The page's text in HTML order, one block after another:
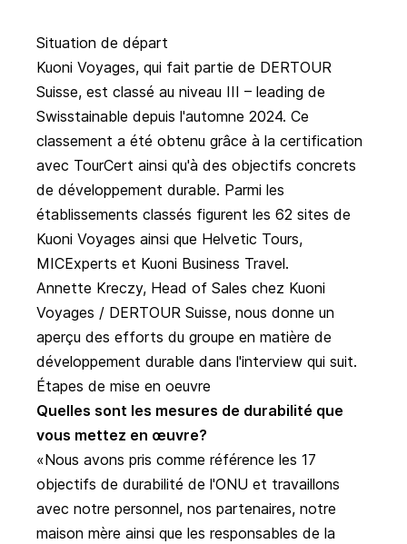
Situation de départ
Kuoni Voyages, qui fait partie de DERTOUR
Suisse, est classé au niveau III – leading de
Swisstainable depuis l'automne 2024. Ce
classement a été obtenu grâce à la certification
avec TourCert ainsi qu'à des objectifs concrets
de développement durable. Parmi les
établissements classés figurent les 62 sites de
Kuoni Voyages ainsi que Helvetic Tours,
MICExperts et Kuoni Business Travel.
Annette Kreczy, Head of Sales chez Kuoni
Voyages / DERTOUR Suisse, nous donne un
aperçu des efforts du groupe en matière de
développement durable dans l'interview qui suit.
Étapes de mise en oeuvre
Quelles sont les mesures de durabilité que
vous mettez en œuvre?
Nous avons pris comme référence les 17
objectifs de durabilité de l'ONU et travaillons
avec notre personnel, nos partenaires, notre
maison mère ainsi que les responsables de la